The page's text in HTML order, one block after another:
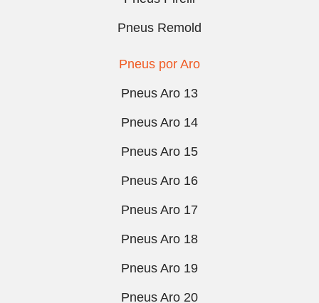
Pneus Remold
Pneus por Aro
Pneus Aro 13
Pneus Aro 14
Pneus Aro 15
Pneus Aro 16
Pneus Aro 17
Pneus Aro 18
Pneus Aro 19
Pneus Aro 20